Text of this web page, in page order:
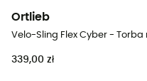
Ortlieb
339,00 zł